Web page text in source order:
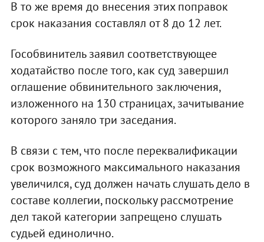
В то же время до внесения этих поправок
срок наказания составлял от 8 до 12 лет.
Гособвинитель заявил соответствующее
ходатайство после того, как суд завершил
оглашение обвинительного заключения,
изложенного на 130 страницах, зачитывание
которого заняло три заседания.
В связи с тем, что после переквалификации
срок возможного максимального наказания
увеличился, суд должен начать слушать дело в
составе коллегии, поскольку рассмотрение
дел такой категории запрещено слушать
судьей единолично.